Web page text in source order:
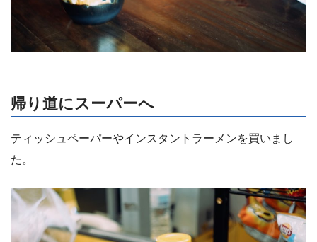
帰り道にスーパーへ
ティッシュペーパーやインスタントラーメンを買いまし
た。